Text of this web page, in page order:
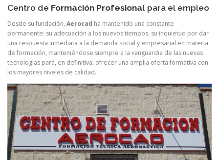
CONTRATOS DE FORMACIÓN QUIÉNES SOMOS
CONTACTO
Centro de Formación Profesional para el empleo
Desde su fundación, Aerocad ha mantenido una constante
permanente: su adecuación a los nuevos tiempos, su inquietud por dar
una respuesta inmediata a la demanda social y empresarial en materia
de formación, manteniéndose siempre a la vanguardia de las nuevas
tecnologías para, en definitiva, ofrecer una amplia oferta formativa con
los mayores niveles de calidad.